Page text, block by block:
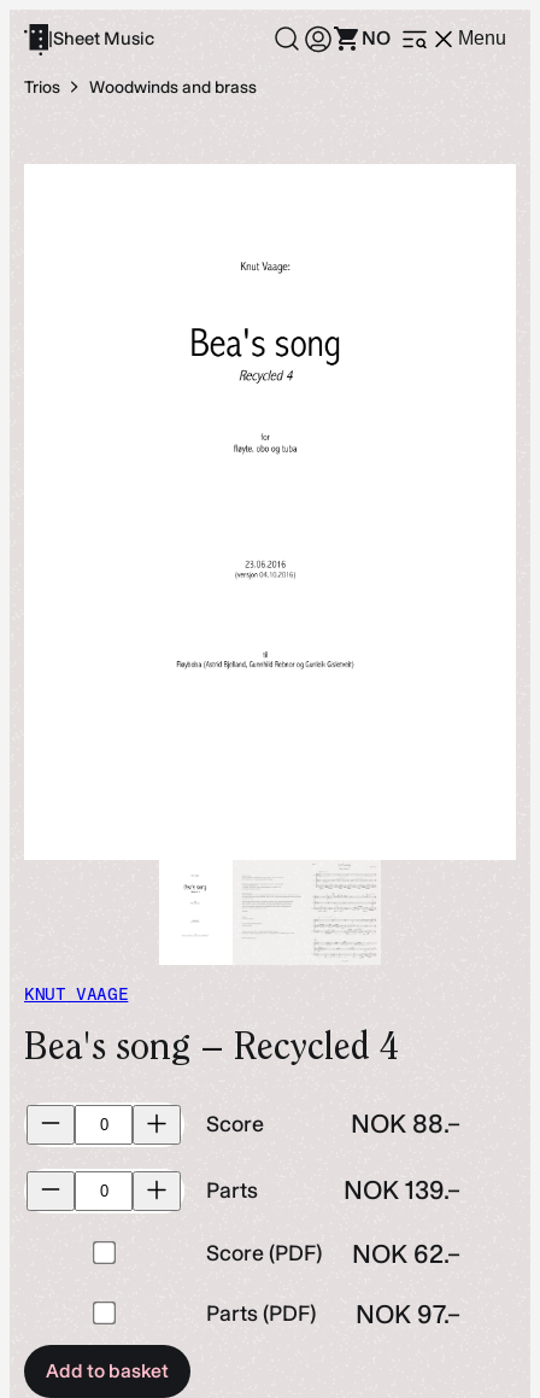
Skip
content
|Sheet Music NO Menu
Open
Trios
Woodwinds and brass
KNUT VAAGE
Bea's song – Recycled 4
Score
quantity
Score NOK 88.–
Parts
quantity
Parts NOK139.–
Buy
of
Score
(PDF)
Score (PDF) NOK 62.–
Buy
one
of
Parts (PDF) NOK 97.–
Add to basket